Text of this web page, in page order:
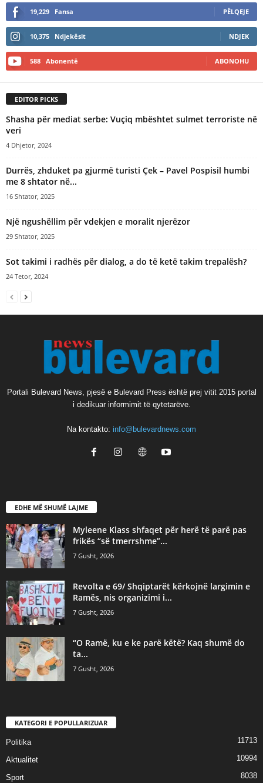
:
19,229 Fansa PËLQEJE
10,375 Ndjekësit NDJEK
588 Abonentë ABONOHU
EDITOR PICKS
Shasha për mediat serbe: Vuçiq mbështet sulmet terroriste në
veri
4 Dhjetor, 2024
Durrës, zhduket pa gjurmë turisti Çek – Pavel Pospisil humbi
me 8 shtator në...
16 Shtator, 2025
Një ngushëllim për vdekjen e moralit njerëzor
29 Shtator, 2025
Sot takimi i radhës për dialog, a do të ketë takim trepalësh?
24 Tetor, 2024
Portali Bulevard News, pjesë e Bulevard Press është prej vitit 2015 portal
i dedikuar informimit të qytetarëve.
Na kontakto: info@bulevardnews.com
EDHE MË SHUMË LAJME
Myleene Klass shfaqet për herë të parë pas
frikës “së tmerrshme”...
7 Gusht, 2026
Revolta e 69/ Shqiptarët kërkojnë largimin e
Ramës, nis organizimi i...
7 Gusht, 2026
“O Ramë, ku e ke parë këtë? Kaq shumë do
ta...
7 Gusht, 2026
KATEGORI E POPULLARIZUAR
Politika 11713
Aktualitet 10994
Sport 8038